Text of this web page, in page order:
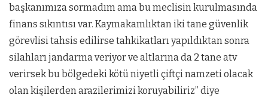
başkanımıza sormadım ama bu meclisin kurulmasında
finans sıkıntısı var. Kaymakamlıktan iki tane güvenlik
görevlisi tahsis edilirse tahkikatları yapıldıktan sonra
silahları jandarma veriyor ve altlarına da 2 tane atv
verirsek bu bölgedeki kötü niyetli çiftçi namzeti olacak
olan kişilerden arazilerimizi koruyabiliriz” diye